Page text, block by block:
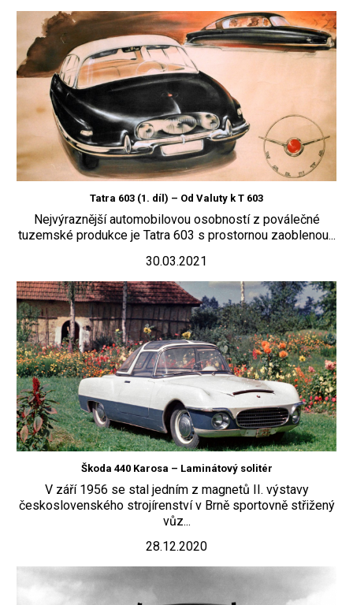
Tatra 603 (1. díl) – Od Valuty k T 603
Nejvýraznější automobilovou osobností z poválečné
tuzemské produkce je Tatra 603 s prostornou zaoblenou...
30.03.2021
Škoda 440 Karosa – Laminátový solitér
V září 1956 se stal jedním z magnetů II. výstavy
československého strojírenství v Brně sportovně střižený
vůz...
28.12.2020